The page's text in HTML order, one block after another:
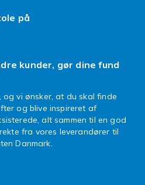
på
kunder, gør dine fund
vi ønsker, at du skal finde
og blive inspireret af
alt sammen til en god
fra vores leverandører til
Danmark.